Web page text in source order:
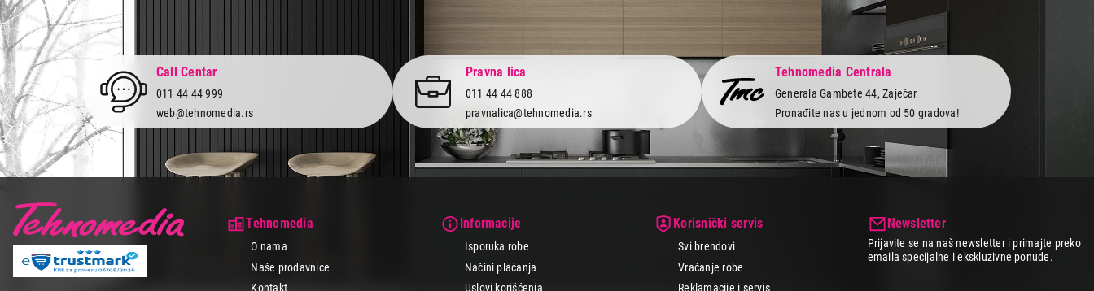
Call Centar
011 44 44 999
web@tehnomedia.rs
Pravna lica
011 44 44 888
pravnalica@tehnomedia.rs
Tehnomedia Centrala
Generala Gambete 44, Zaječar
Pronađite nas u jednom od 50 gradova!
Tehnomedia
O nama
Naše prodavnice
Kontakt
Informacije
Isporuka robe
Načini plaćanja
Uslovi korišćenja
Korisnički servis
Svi brendovi
Vraćanje robe
Reklamacije i servis
Newsletter
Prijavite se na naš newsletter i primajte preko
emaila specijalne i ekskluzivne ponude.